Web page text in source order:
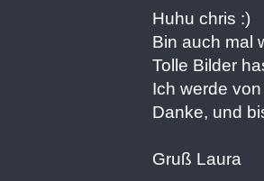
Huhu chris :)
Bin auch mal
Tolle Bilder
Ich werde
Danke, und
Gruß Laura